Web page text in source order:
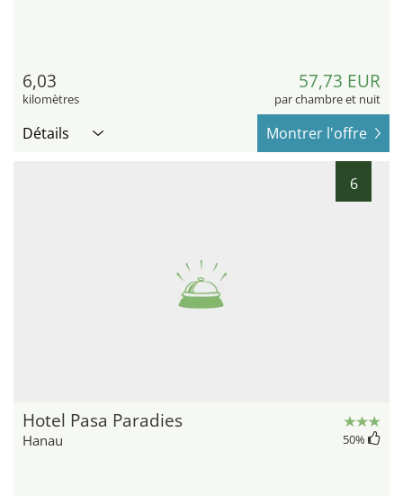
6,03
kilomètres
57,73 EUR
par chambre et nuit
Détails Montrer l'offre
6
Hotel Pasa Paradies
Hanau 50%